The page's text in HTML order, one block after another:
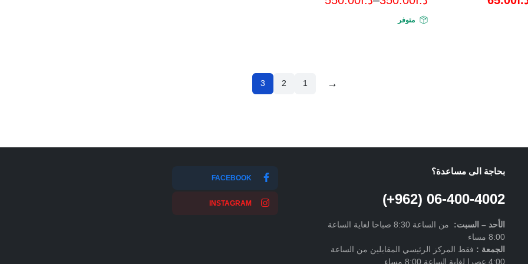
نطاق
السعر:
متوفر
→
1
2
3
بحاجة الى مساعدة؟
06-400-4002 (962+)
الأحد – السبت:
من الساعة 8:30 صباحا لغاية الساعة
8:00 مساء
الجمعة : فقط المركز الرئيسي المقابلين من الساعة
4:00 عصرا لغاية الساعة 8:00 مساء
FACEBOOK
INSTAGRAM